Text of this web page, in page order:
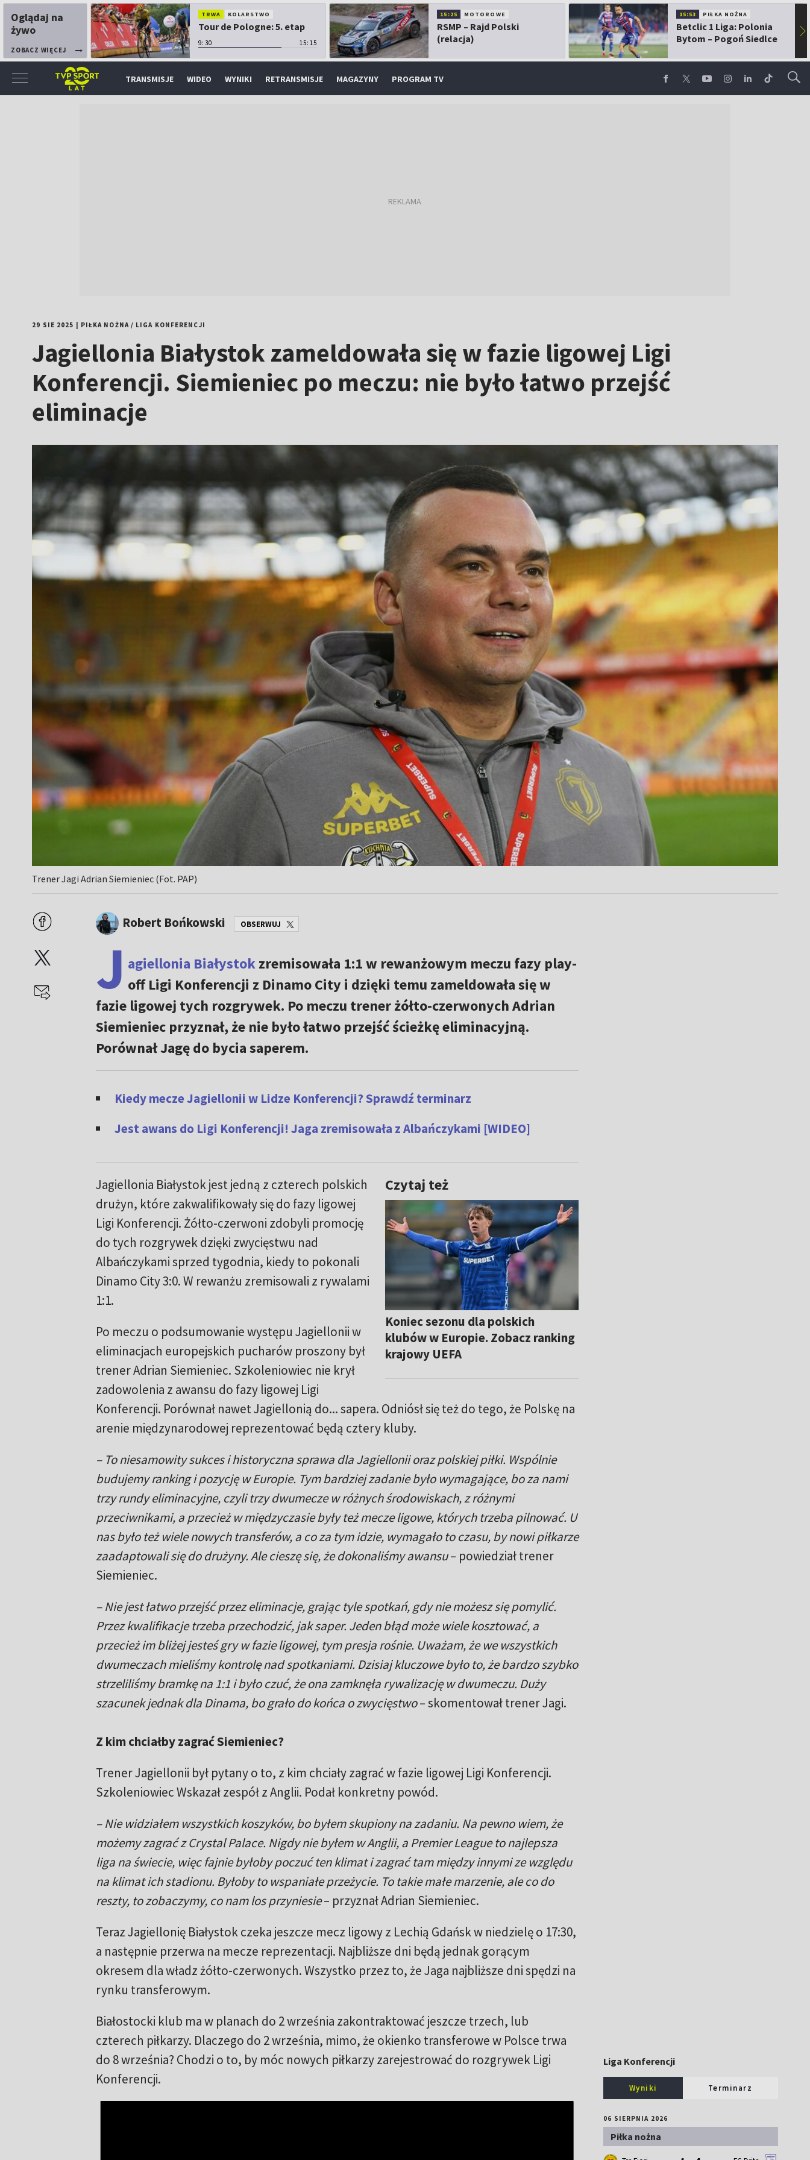
Oglądaj na
żywo
ZOBACZ WIĘCEJ
TRWA KOLARSTWO
Tour de Pologne: 5. etap
9:30 15:15
15:25 MOTOROWE
RSMP – Rajd Polski
(relacja)
15:53 PIŁKA NOŻNA
Betclic 1 Liga: Polonia
Bytom – Pogoń Siedlce
▶
TRANSMISJE WIDEO WYNIKI RETRANSMISJE MAGAZYNY PROGRAM TV
29 SIE 2025 PIŁKA NOŻNA/ LIGA KONFERENCJI
Jagiellonia Białystok zameldowała się w fazie ligowej Ligi
Konferencji. Siemieniec po meczu: nie było łatwo przejść
eliminacje
Trener Jagi Adrian Siemieniec (Fot. PAP)
Robert Bońkowski OBSERWUJ
J agiellonia Białystokzremisowała 1:1 w rewanżowym meczu fazy play-
off Ligi Konferencji z Dinamo City i dzięki temu zameldowała się w
fazie ligowej tych rozgrywek. Po meczu trener żółto-czerwonych Adrian
Siemieniec przyznał, że nie było łatwo przejść ścieżkę eliminacyjną.
Porównał Jagę do bycia saperem.
Kiedy mecze Jagiellonii w Lidze Konferencji? Sprawdź terminarz
Jest awans do Ligi Konferencji! Jaga zremisowała z Albańczykami [WIDEO]
Czytaj też
Koniec sezonu dla polskich
klubów w Europie. Zobacz ranking
krajowy UEFA
Jagiellonia Białystok jest jedną z czterech polskich
drużyn, które zakwalifikowały się do fazy ligowej
Ligi Konferencji. Żółto-czerwoni zdobyli promocję
do tych rozgrywek dzięki zwycięstwu nad
Albańczykami sprzed tygodnia, kiedy to pokonali
Dinamo City 3:0. W rewanżu zremisowali z rywalami
1:1.
Po meczu o podsumowanie występu Jagiellonii w
eliminacjach europejskich pucharów proszony był
trener Adrian Siemieniec. Szkoleniowiec nie krył
zadowolenia z awansu do fazy ligowej Ligi
Konferencji. Porównał nawet Jagiellonią do... sapera. Odniósł się też do tego, że Polskę na
arenie międzynarodowej reprezentować będą cztery kluby.
– To niesamowity sukces i historyczna sprawa dla Jagiellonii oraz polskiej piłki. Wspólnie
budujemy ranking i pozycję w Europie. Tym bardziej zadanie było wymagające, bo za nami
trzy rundy eliminacyjne, czyli trzy dwumecze w różnych środowiskach, z różnymi
przeciwnikami, a przecież w międzyczasie były też mecze ligowe, których trzeba pilnować. U
nas było też wiele nowych transferów, a co za tym idzie, wymagało to czasu, by nowi piłkarze
zaadaptowali się do drużyny. Ale cieszę się, że dokonaliśmy awansu– powiedział trener
Siemieniec.
– Nie jest łatwo przejść przez eliminacje, grając tyle spotkań, gdy nie możesz się pomylić.
Przez kwalifikacje trzeba przechodzić, jak saper. Jeden błąd może wiele kosztować, a
przecież im bliżej jesteś gry w fazie ligowej, tym presja rośnie. Uważam, że we wszystkich
dwumeczach mieliśmy kontrolę nad spotkaniami. Dzisiaj kluczowe było to, że bardzo szybko
strzeliliśmy bramkę na 1:1 i było czuć, że ona zamknęła rywalizację w dwumeczu. Duży
szacunek jednak dla Dinama, bo grało do końca o zwycięstwo– skomentował trener Jagi.
Z kim chciałby zagrać Siemieniec?
Trener Jagiellonii był pytany o to, z kim chciały zagrać w fazie ligowej Ligi Konferencji.
Szkoleniowiec Wskazał zespół z Anglii. Podał konkretny powód.
– Nie widziałem wszystkich koszyków, bo byłem skupiony na zadaniu. Na pewno wiem, że
możemy zagrać z Crystal Palace. Nigdy nie byłem w Anglii, a Premier League to najlepsza
liga na świecie, więc fajnie byłoby poczuć ten klimat i zagrać tam między innymi ze względu
na klimat ich stadionu. Byłoby to wspaniałe przeżycie. To takie małe marzenie, ale co do
reszty, to zobaczymy, co nam los przyniesie– przyznał Adrian Siemieniec.
Teraz Jagiellonię Białystok czeka jeszcze mecz ligowy z Lechią Gdańsk w niedzielę o 17:30,
a następnie przerwa na mecze reprezentacji. Najbliższe dni będą jednak gorącym
okresem dla władz żółto-czerwonych. Wszystko przez to, że Jaga najbliższe dni spędzi na
rynku transferowym.
Białostocki klub ma w planach do 2 września zakontraktować jeszcze trzech, lub
czterech piłkarzy. Dlaczego do 2 września, mimo, że okienko transferowe w Polsce trwa
do 8 września? Chodzi o to, by móc nowych piłkarzy zarejestrować do rozgrywek Ligi
Konferencji.
Liga Konferencji
Wyniki Terminarz
06 SIERPNIA 2026
Piłka nożna